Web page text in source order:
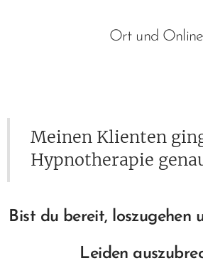
Ort und
Meinen Klienten
Hypnotherapie
Bist du bereit, loszugehen
Leiden